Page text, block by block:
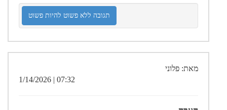
תגובה ללא פשוט להיות פשוט
מאת: פלוני
07:32 | 1/14/2026